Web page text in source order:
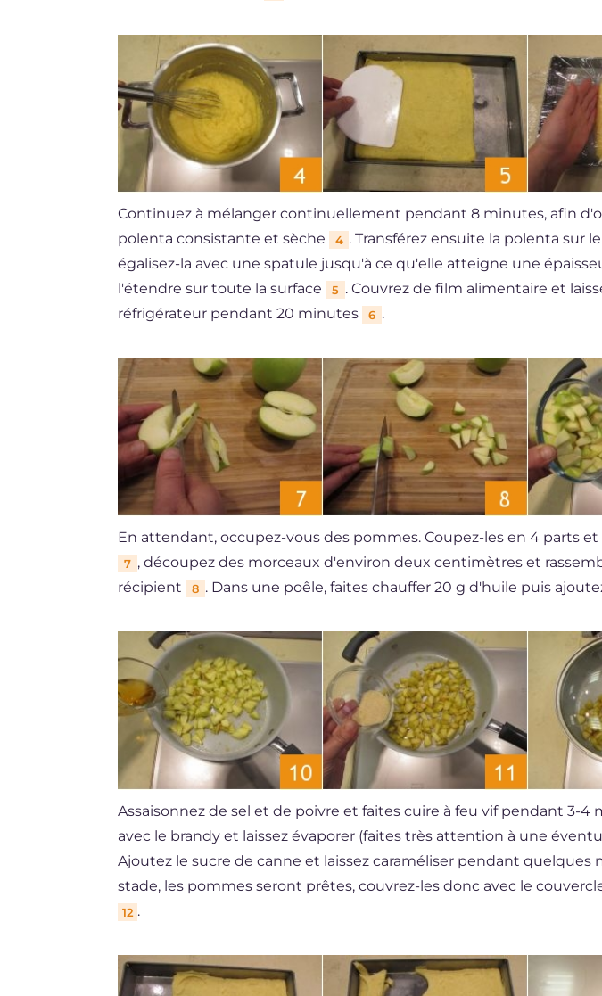
Continuez à mélanger continuellement pendant 8 minutes, afin
polenta consistante et sèche
4 . Transférez ensuite la polenta sur
égalisez-la avec une spatule jusqu'à ce qu'elle atteigne une
l'étendre sur toute la surface
5 . Couvrez de film alimentaire et
réfrigérateur pendant 20 minutes
6 .
En attendant, occupez-vous des pommes. Coupez-les en 4 parts
7 , découpez des morceaux d'environ deux centimètres et
récipient
8 . Dans une poêle, faites chauffer 20 g d'huile puis
Assaisonnez de sel et de poivre et faites cuire à feu vif pendant 3-4
avec le brandy et laissez évaporer (faites très attention à une
Ajoutez le sucre de canne et laissez caraméliser pendant quelques
stade, les pommes seront prêtes, couvrez-les donc avec le
12 .